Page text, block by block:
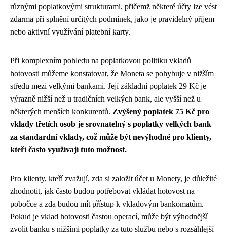
různými poplatkovými strukturami, přičemž některé účty lze vést
zdarma při splnění určitých podmínek, jako je pravidelný příjem
nebo aktivní využívání platební karty.
Při komplexním pohledu na poplatkovou politiku vkladů
hotovosti můžeme konstatovat, že Moneta se pohybuje v nižším
středu mezi velkými bankami. Její základní poplatek 29 Kč je
výrazně nižší než u tradičních velkých bank, ale vyšší než u
některých menších konkurentů. Zvýšený poplatek 75 Kč pro
vklady třetích osob je srovnatelný s poplatky velkých bank
za standardní vklady, což může být nevýhodné pro klienty,
kteří často využívají tuto možnost.
Pro klienty, kteří zvažují, zda si založit účet u Monety, je důležité
zhodnotit, jak často budou potřebovat vkládat hotovost na
pobočce a zda budou mít přístup k vkladovým bankomatům.
Pokud je vklad hotovosti častou operací, může být výhodnější
zvolit banku s nižšími poplatky za tuto službu nebo s rozsáhlejší